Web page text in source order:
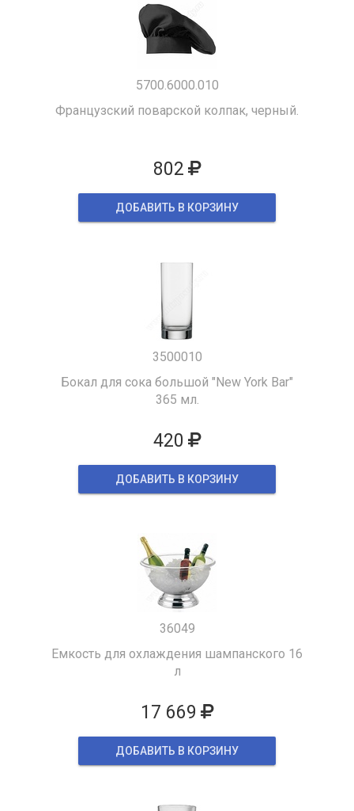
5700.6000.010
Французский поварской колпак, черный.
802
ДОБАВИТЬ В КОРЗИНУ
3500010
Бокал для сока большой "New York Bar"
365 мл.
420
ДОБАВИТЬ В КОРЗИНУ
36049
Емкость для охлаждения шампанского 16
л
17 669
ДОБАВИТЬ В КОРЗИНУ